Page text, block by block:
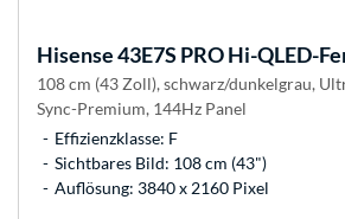
Hisense43E7S PRO Hi-QLED-
108 cm (43 Zoll), schwarz/dunkelgrau,
Sync-Premium, 144Hz Panel
Effizienzklasse: F
Sichtbares Bild: 108 cm (43")
Auflösung: 3840 x 2160 Pixel